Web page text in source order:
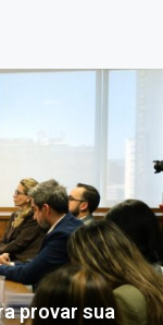
provar sua